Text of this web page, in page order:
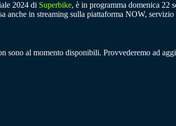
2024 di Superbike, è in programma domenica 22
anche in streaming sulla piattaforma NOW,
sono al momento disponibili. Provvederemo ad